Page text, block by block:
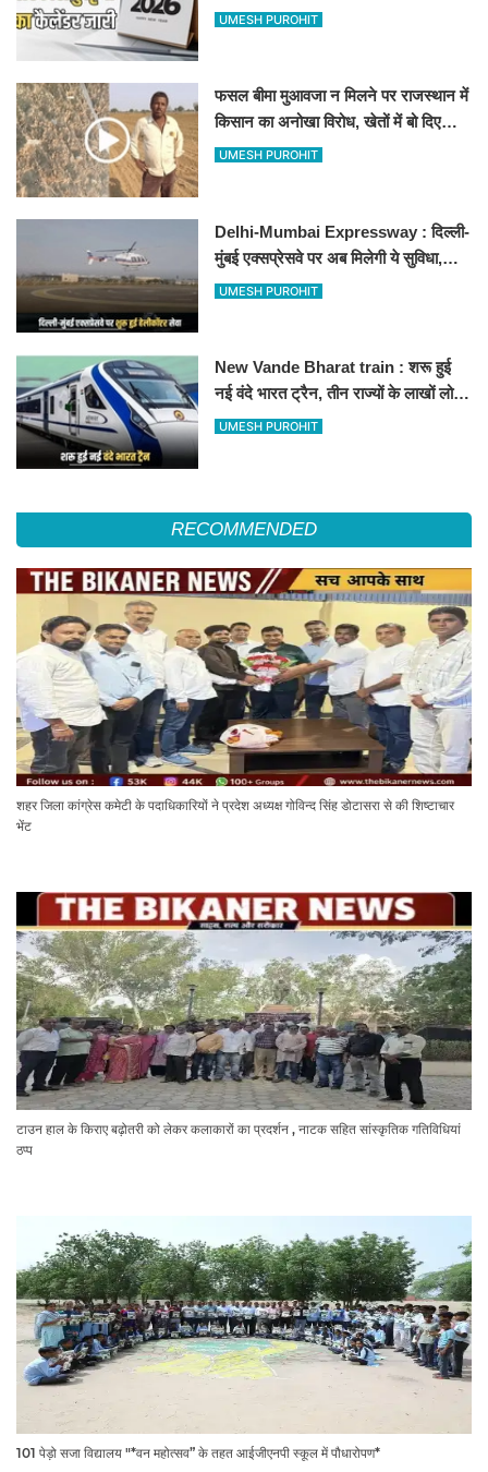
अवकाश, देखें
UMESH PUROHIT
फसल बीमा मुआवजा न मिलने पर राजस्थान में
किसान का अनोखा विरोध, खेतों में बो दिए
500-500 रुपए के नोट, वीडियो वायरल
UMESH PUROHIT
Delhi-Mumbai Expressway : दिल्ली-
मुंबई एक्सप्रेसवे पर अब मिलेगी ये सुविधा,
हेलीकॉप्टर सर्विस से तुरंत घायल पहुंचेगा
UMESH PUROHIT
New Vande Bharat train : शरू हुई
नई वंदे भारत ट्रैन, तीन राज्यों के लाखों लोगों
का सफर होगा आसान, देखें पूरा रूटमैप
UMESH PUROHIT
RECOMMENDED
शहर जिला कांग्रेस कमेटी के पदाधिकारियों ने प्रदेश अध्यक्ष गोविन्द सिंह डोटासरा से की शिष्टाचार
भेंट
टाउन हाल के किराए बढ़ोतरी को लेकर कलाकारों का प्रदर्शन , नाटक सहित सांस्कृतिक गतिविधियां
ठप्प
101 पेड़ो सजा विद्यालय "*वन महोत्सव” के तहत आईजीएनपी स्कूल में पौधारोपण*